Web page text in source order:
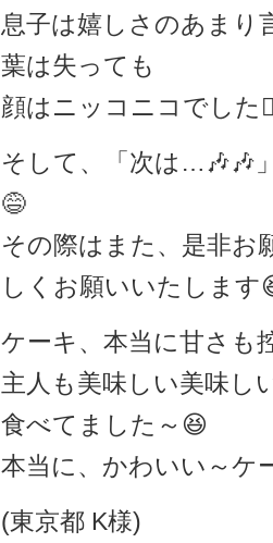
息子は嬉しさのあまり
葉は失っても
顔はニッコニコでした
そして、「次は…🎶🎶
😅
その際はまた、是非お
しくお願いいたします
ケーキ、本当に甘さも
主人も美味しい美味し
食べてました～😆
本当に、かわいい～ケ
(東京都 K様)